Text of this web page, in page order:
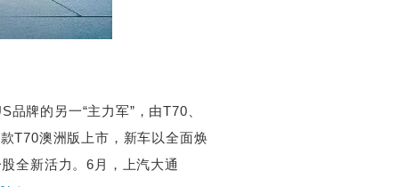
牌的另一“主力军”，由T70、
T70澳洲版上市，新车以全面焕
全新活力。6月，上汽大通